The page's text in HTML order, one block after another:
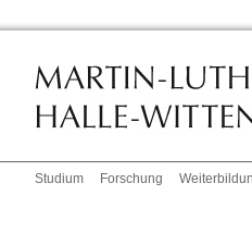
Studium Forschung